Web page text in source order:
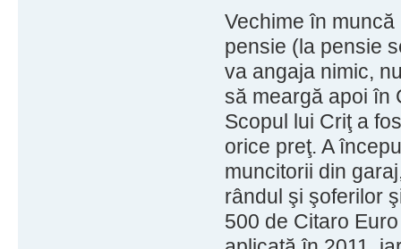
Vechime în
pensie (la pensie
va angaja nimic,
să meargă apoi în
Scopul lui Criţ a
orice preţ. A
muncitorii din
rândul şi şoferilor
500 de Citaro